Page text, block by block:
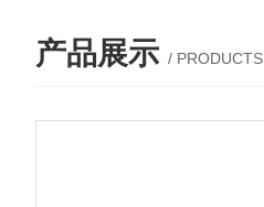
产品展示 / PRODUCTS